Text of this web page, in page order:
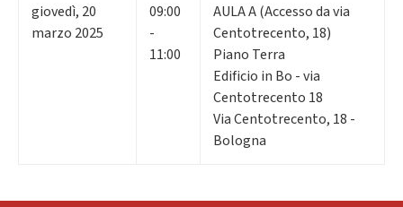
giovedì, 20
marzo 2025
09:00
-
11:00
AULA A (Accesso da via
Centotrecento, 18)
Piano Terra
Edificio in Bo - via
Centotrecento 18
Via Centotrecento, 18 -
Bologna